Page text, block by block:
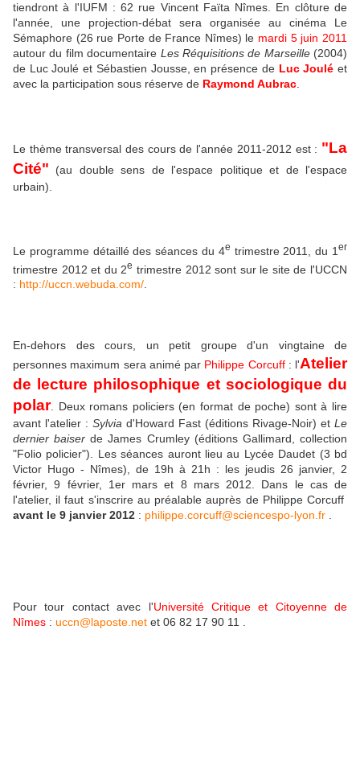
tiendront à l'IUFM : 62 rue Vincent Faïta Nîmes. En clôture de
l'année, une projection-débat sera organisée au cinéma Le
Sémaphore (26 rue Porte de France Nîmes) le mardi 5 juin 2011
autour du film documentaire Les Réquisitions de Marseille(2004)
de Luc Joulé et Sébastien Jousse, en présence de Luc Joulé et
avec la participation sous réserve de Raymond Aubrac
Le thème transversal des cours de l'année 2011-2012 est : "La
Cité" (au double sens de l'espace politique et de l'espace
urbain).
Le programme détaillé des séances du 4e trimestre 2011, du 1er
trimestre 2012 et du 2e trimestre 2012 sont sur le site de l'UCCN
: http://uccn.webuda.com/.
En-dehors des cours, un petit groupe d'un vingtaine de
personnes maximum sera animé par Philippe Corcuff: l'Atelier
de lecture philosophique et sociologique du
polar. Deux romans policiers (en format de poche) sont à lire
avant l'atelier : Sylvia d'Howard Fast (éditions Rivage-Noir) et Le
dernier baiser de James Crumley (éditions Gallimard, collection
"Folio policier"). Les séances auront lieu au Lycée Daudet (3 bd
Victor Hugo - Nîmes), de 19h à 21h : les jeudis 26 janvier, 2
février, 9 février, 1er mars et 8 mars 2012. Dans le cas de
l'atelier, il faut s'inscrire au préalable auprès de Philippe Corcuff
avant le 9 janvier 2012 : philippe.corcuff@sciencespo-lyon.fr .
Pour tour contact avec l'Université Critique et Citoyenne de
Nîmes : uccn@laposte.net et 06 82 17 90 11 .